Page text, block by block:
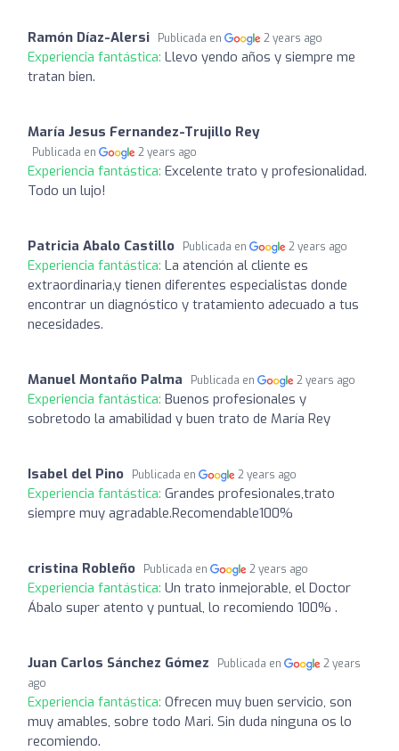
Ramón Díaz-Alersi Publicada en 2 years ago
Experiencia fantástica: Llevo yendo años y siempre me
tratan bien.
María Jesus Fernandez-Trujillo Rey
Publicada en 2 years ago
Experiencia fantástica: Excelente trato y profesionalidad.
Todo un lujo!
Patricia Abalo Castillo Publicada en 2 years ago
Experiencia fantástica: La atención al cliente es
extraordinaria,y tienen diferentes especialistas donde
encontrar un diagnóstico y tratamiento adecuado a tus
necesidades.
Manuel Montaño Palma Publicada en 2 years ago
Experiencia fantástica: Buenos profesionales y
sobretodo la amabilidad y buen trato de María Rey
Isabel del Pino Publicada en 2 years ago
Experiencia fantástica: Grandes profesionales,trato
siempre muy agradable.Recomendable100%
cristina Robleño Publicada en 2 years ago
Experiencia fantástica: Un trato inmejorable, el Doctor
Ábalo super atento y puntual, lo recomiendo 100% .
Juan Carlos Sánchez Gómez Publicada en
2 years
ago
Experiencia fantástica: Ofrecen muy buen servicio, son
muy amables, sobre todo Mari. Sin duda ninguna os lo
recomiendo.